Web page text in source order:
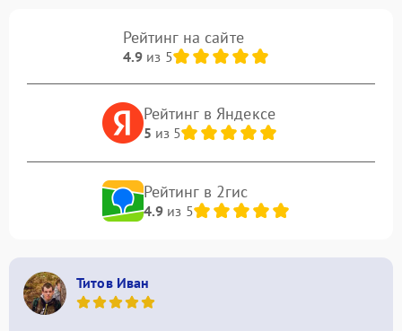
Рейтинг на сайте
4.9из 5
Рейтинг в Яндексе
5 из 5
Рейтинг в 2гис
4.9из 5
Титов Иван